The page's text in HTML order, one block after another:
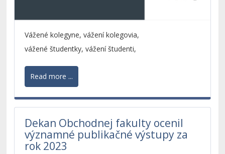
Vážené kolegyne, vážení kolegovia,
vážené študentky, vážení študenti,
Read more ...
Dekan Obchodnej fakulty ocenil
významné publikačné výstupy za
rok 2023